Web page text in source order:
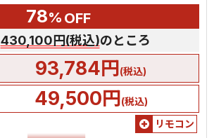
78% OFF
430,100円(税込)のところ
93,784円(税込)
49,500円(税込)
リモコン